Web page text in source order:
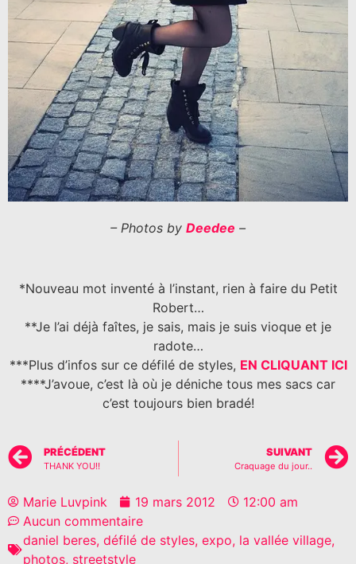
– Photos by Deedee –
*Nouveau mot inventé à l’instant, rien à faire du Petit
Robert…
**Je l’ai déjà faîtes, je sais, mais je suis vioque et je
radote…
***Plus d’infos sur ce défilé de styles, EN CLIQUANT ICI
****J’avoue, c’est là où je déniche tous mes sacs car
c’est toujours bien bradé!
PRÉCÉDENT
THANK YOU!!
SUIVANT
Craquage du jour..
Marie Luvpink 19 mars 2012
12:00 am
Aucun commentaire
daniel beres, défilé de styles, expo, la vallée village,
photos, streetstyle